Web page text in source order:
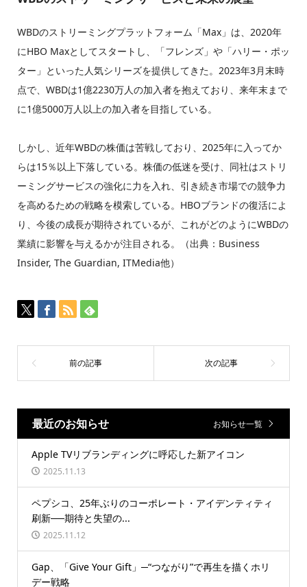
WBDのストリーミングプラットフォーム「Max」は、2020年
にHBO Maxとしてスタートし、「フレンズ」や「ハリー・ポッ
ター」といった人気シリーズを提供してきた。2023年3月末時
点で、WBDは1億2230万人の加入者を抱えており、来年末まで
に1億5000万人以上の加入者を目指している。
しかし、近年WBDの株価は苦戦しており、2025年に入ってか
らは15％以上下落している。株価の低迷を受け、同社はストリ
ーミングサービスの強化に力を入れ、引き続き市場での競争力
を高めるための戦略を模索している。HBOブランドの復活によ
り、今後の成長が期待されているが、これがどのようにWBDの
業績に影響を与えるかが注目される。（出典：Business
Insider, The Guardian, ITMedia他）
最近のお知らせ お知らせ一覧
Apple TVリブランディングに呼応した新アイコン
2025.11.13
ペプシコ、25年ぶりのコーポレート・アイデンティティ
刷新──期待と失望の...
2025.11.12
Gap、「Give Your Gift」─“つながり”で再生を描くホリ
デー戦略